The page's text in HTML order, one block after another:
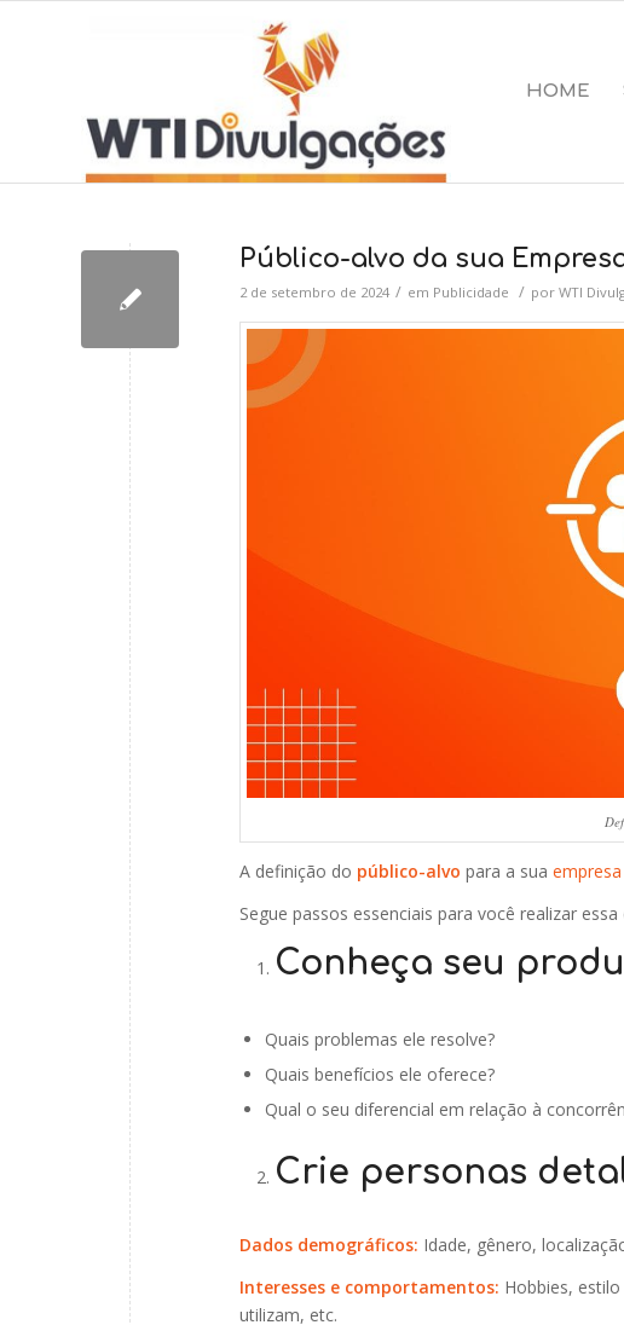
HOME
Público-alvo da sua
2 de setembro de 2024 / em Publicidade / por WTI
A definição do público-alvo para a sua empresa
Segue passos essenciais para você realizar essa
Conheça seu
Quais problemas ele resolve?
Quais benefícios ele oferece?
Qual o seu diferencial em relação à
Crie personas
Dados demográficos: Idade, gênero,
Interesses e comportamentos: Hobbies,
utilizam, etc.